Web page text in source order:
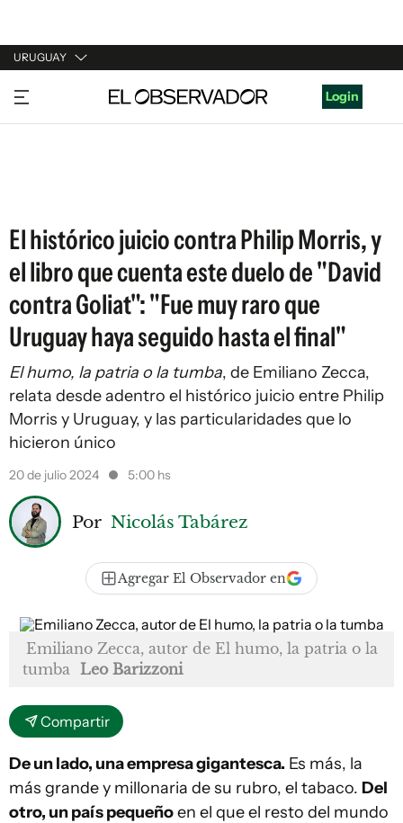
URUGUAY
URUGUAY
ARGENTINA
Login
El histórico juicio contra Philip Morris, y
el libro que cuenta este duelo de "David
contra Goliat": "Fue muy raro que
Uruguay haya seguido hasta el final"
El humo, la patria o la tumba, de Emiliano Zecca,
relata desde adentro el histórico juicio entre Philip
Morris y Uruguay, y las particularidades que lo
hicieron único
20 de julio 2024 5:00 hs
Por Nicolás Tabárez
Agregar El Observador en
Emiliano Zecca, autor de El humo, la patria o la
tumba Leo Barizzoni
Compartir
De un lado, una empresa gigantesca. Es más, la
más grande y millonaria de su rubro, el tabaco. Del
otro, un país pequeñoen el que el resto del mundo